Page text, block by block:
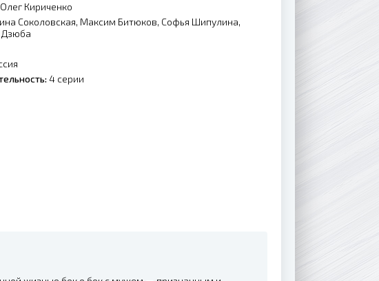
Олег Кириченко
Соколовская, Максим Битюков, Софья Шипулина,
Дзюба
4 серии